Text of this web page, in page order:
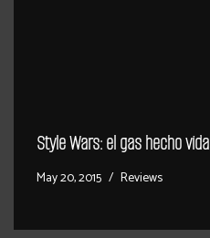
Style Wars: el gas hecho vida
May 20, 2015 Reviews